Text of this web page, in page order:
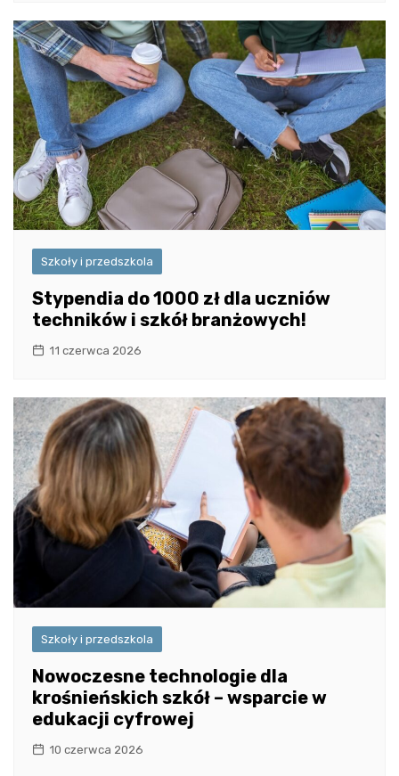
Szkoły i przedszkola
Stypendia do 1000 zł dla uczniów
techników i szkół branżowych!
11 czerwca 2026
Szkoły i przedszkola
Nowoczesne technologie dla
krośnieńskich szkół – wsparcie w
edukacji cyfrowej
10 czerwca 2026